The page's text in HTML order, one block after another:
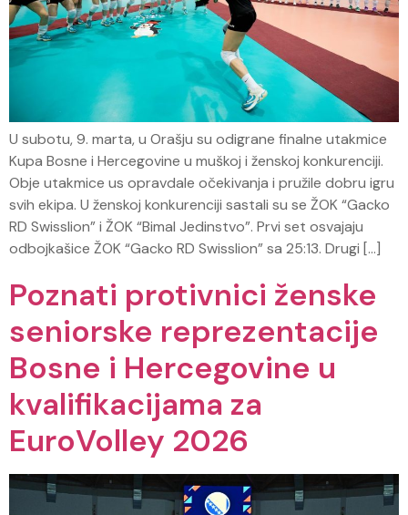
U subotu, 9. marta, u Orašju su odigrane finalne utakmice
Kupa Bosne i Hercegovine u muškoj i ženskoj konkurenciji.
Obje utakmice us opravdale očekivanja i pružile dobru igru
svih ekipa. U ženskoj konkurenciji sastali su se ŽOK “Gacko
RD Swisslion” i ŽOK “Bimal Jedinstvo”. Prvi set osvajaju
odbojkašice ŽOK “Gacko RD Swisslion” sa 25:13. Drugi […]
Poznati protivnici ženske
seniorske reprezentacije
Bosne i Hercegovine u
kvalifikacijama za
EuroVolley 2026